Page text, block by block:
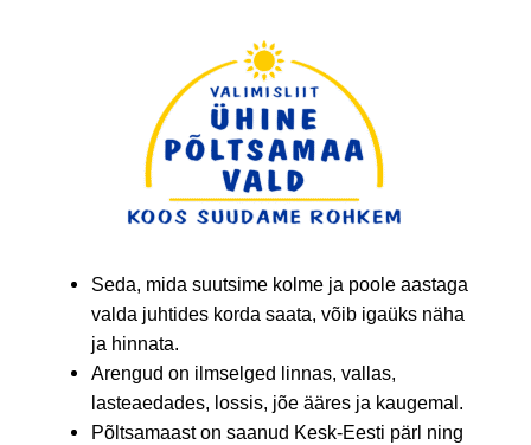
Seda, mida suutsime kolme ja poole aastaga
valda juhtides korda saata, võib igaüks näha
ja hinnata.
Arengud on ilmselged linnas, vallas,
lasteaedades, lossis, jõe ääres ja kaugemal.
Põltsamaast on saanud Kesk-Eesti pärl ning